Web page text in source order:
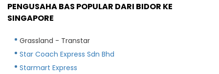
PENGUSAHA BAS POPULAR DARI BIDOR KE
SINGAPORE
Grassland - Transtar
Star Coach Express Sdn Bhd
Starmart Express